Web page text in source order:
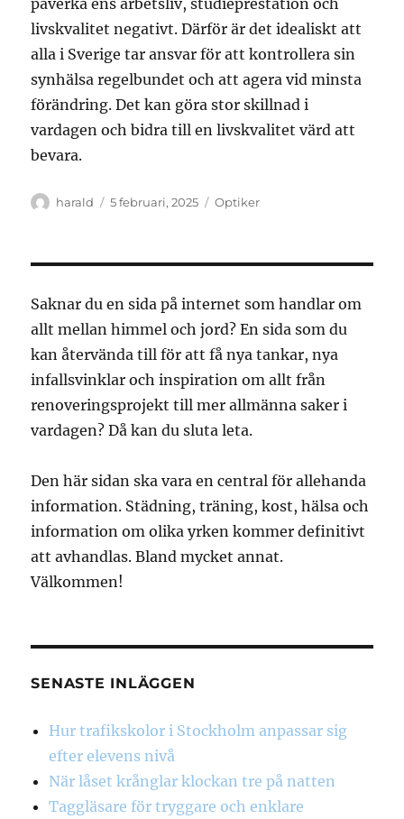
påverka ens arbetsliv, studieprestation och
livskvalitet negativt. Därför är det idealiskt att
alla i Sverige tar ansvar för att kontrollera sin
synhälsa regelbundet och att agera vid minsta
förändring. Det kan göra stor skillnad i
vardagen och bidra till en livskvalitet värd att
bevara.
Författare
harald
Publicerat
5 februari, 2025 Kategorier
Optiker
Saknar du en sida på internet som handlar om
allt mellan himmel och jord? En sida som du
kan återvända till för att få nya tankar, nya
infallsvinklar och inspiration om allt från
renoveringsprojekt till mer allmänna saker i
vardagen? Då kan du sluta leta.
Den här sidan ska vara en central för allehanda
information. Städning, träning, kost, hälsa och
information om olika yrken kommer definitivt
att avhandlas. Bland mycket annat.
Välkommen!
SENASTE INLÄGGEN
Hur trafikskolor i Stockholm anpassar sig
efter elevens nivå
När låset krånglar klockan tre på natten
Taggläsare för tryggare och enklare